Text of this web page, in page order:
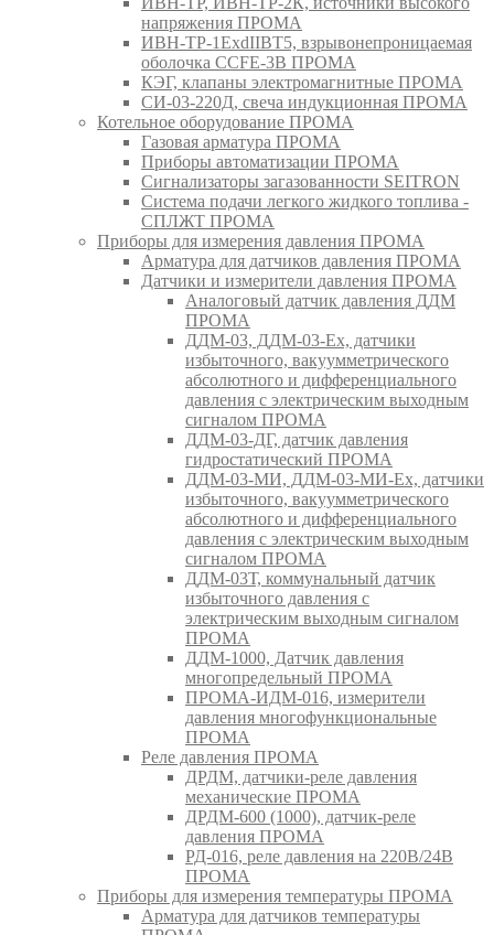
напряжения ПРОМА
ИВН-ТР-1ExdIIBT5, взрывонепроницаемая
оболочка CCFE-3B ПРОМА
КЭГ, клапаны электромагнитные ПРОМА
СИ-03-220Д, свеча индукционная ПРОМА
Котельное оборудование ПРОМА
Газовая арматура ПРОМА
Приборы автоматизации ПРОМА
Сигнализаторы загазованности SEITRON
Система подачи легкого жидкого топлива -
СПЛЖТ ПРОМА
Приборы для измерения давления ПРОМА
Арматура для датчиков давления ПРОМА
Датчики и измерители давления ПРОМА
Аналоговый датчик давления ДДМ
ПРОМА
ДДМ-03, ДДМ-03-Ех, датчики
избыточного, вакуумметрического
абсолютного и дифференциального
давления с электрическим выходным
сигналом ПРОМА
ДДМ-03-ДГ, датчик давления
гидростатический ПРОМА
ДДМ-03-МИ, ДДМ-03-МИ-Ех, датчики
избыточного, вакуумметрического
абсолютного и дифференциального
давления с электрическим выходным
сигналом ПРОМА
ДДМ-03Т, коммунальный датчик
избыточного давления с
электрическим выходным сигналом
ПРОМА
ДДМ-1000, Датчик давления
многопредельный ПРОМА
ПРОМА-ИДМ-016, измерители
давления многофункциональные
ПРОМА
Реле давления ПРОМА
ДРДМ, датчики-реле давления
механические ПРОМА
ДРДМ-600 (1000), датчик-реле
давления ПРОМА
РД-016, реле давления на 220В/24В
ПРОМА
Приборы для измерения температуры ПРОМА
Арматура для датчиков температуры